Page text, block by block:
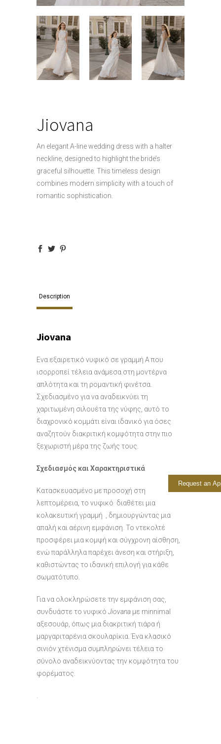
Jiovana
An elegant A-line wedding dress with a halter
neckline, designed to highlight the bride’s
graceful silhouette. This timeless design
combines modern simplicity with a touch of
romantic sophistication.
Description
Jiovana
Ενα εξαιρετικό νυφικό σε γραμμή Α που
ισορροπεί τέλεια ανάμεσα στη μοντέρνα
απλότητα και τη ρομαντική φινέτσα.
Σχεδιασμένο για να αναδεικνύει τη
χαριτωμένη σιλουέτα της νύφης, αυτό το
διαχρονικό κομμάτι είναι ιδανικό για όσες
αναζητούν διακριτική κομψότητα στην πιο
ξεχωριστή μέρα της ζωής τους.
Σχεδιασμός και Χαρακτηριστικά
Κατασκευασμένο με προσοχή στη
λεπτομέρεια, το νυφικό διαθέτει μια
κολακευτική γραμμή , δημιουργώντας μια
απαλή και αέρινη εμφάνιση. Το ντεκολτέ
προσφέρει μια κομψή και σύγχρονη αίσθηση,
ενώ παράλληλα παρέχει άνεση και στήριξη,
καθιστώντας το ιδανική επιλογή για κάθε
σωματότυπο.
Για να ολοκληρώσετε την εμφάνιση σας,
συνδυάστε το νυφικό Jiovana με minnimal
αξεσουάρ, όπως μια διακριτική τιάρα ή
μαργαριταρένια σκουλαρίκια. Ένα κλασικό
σινιόν χτένισμα συμπληρώνει τέλεια το
σύνολο αναδεικνύοντας την κομψότητα του
φορέματος.
Request an